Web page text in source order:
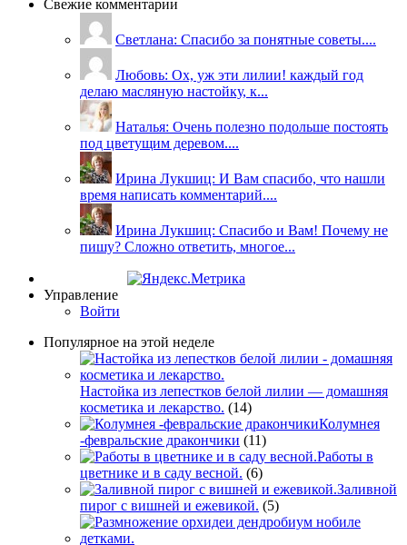
Свежие комментарии
Светлана: Спасибо за понятные советы....
Любовь: Ох, уж эти лилии! каждый год
делаю масляную настойку, к...
Наталья: Очень полезно подольше постоять
под цветущим деревом....
Ирина Лукшиц: И Вам спасибо, что нашли
время написать комментарий....
Ирина Лукшиц: Спасибо и Вам! Почему не
пишу? Сложно ответить, многое...
Управление
Войти
Популярное на этой неделе
Настойка из лепестков белой лилии — домашняя
косметика и лекарство. (14)
Колумнея
-февральские дракончики (11)
Работы в
цветнике и в саду весной. (6)
Заливной
пирог с вишней и ежевикой. (5)